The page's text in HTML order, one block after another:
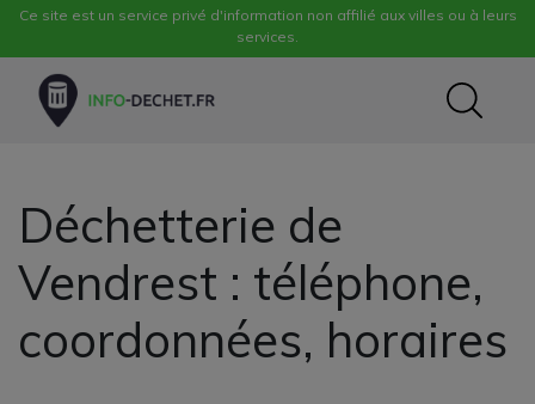
Ce site est un service privé d'information non affilié aux villes ou à leurs
services.
Déchetterie de
Vendrest : téléphone,
coordonnées, horaires